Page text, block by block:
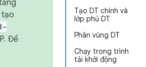
Tạo DT chính và
lớp phủ DT
Phân vùng DT
Chạy trong trình
tải khởi động
tạo
Để